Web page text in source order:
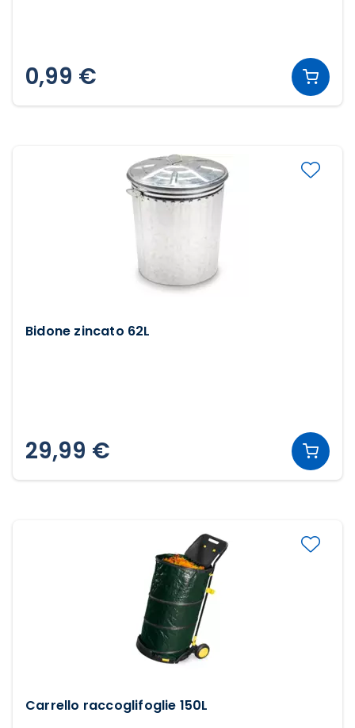
0,99 €
Bidone zincato 62L
29,99 €
Carrello raccoglifoglie 150L